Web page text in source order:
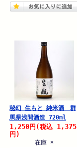
秘幻 生もと 純米酒 群
馬県浅間酒造 720ml
1,250円 (税込 1,375
円)
在庫 ×